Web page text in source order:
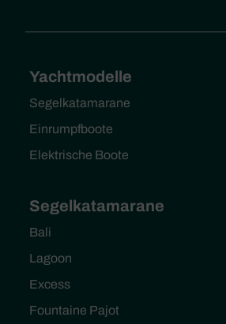
Yachtmodelle
Segelkatamarane
Einrumpfboote
Elektrische Boote
Segelkatamarane
Bali
Lagoon
Excess
Fountaine Pajot